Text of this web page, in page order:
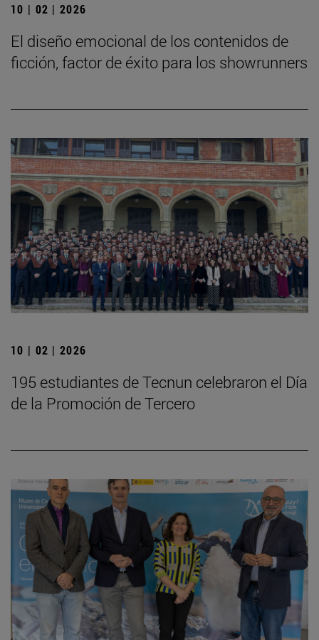
10 | 02 | 2026
El diseño emocional de los contenidos de
ficción, factor de éxito para los showrunners
10 | 02 | 2026
195 estudiantes de Tecnun celebraron el Día
de la Promoción de Tercero